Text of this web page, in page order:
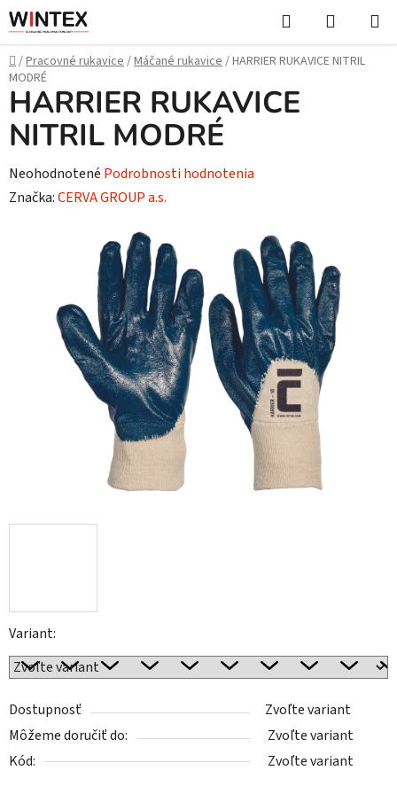
Prejsť
na
obsah
Hľadať
KOŠÍK
Domov
/Pracovné rukavice/Máčané rukavice/HARRIER RUKAVICE NITRIL
MODRÉ
Variant:
Dostupnosť
Zvoľte variant
Môžeme doručiť do:
Zvoľte variant
Kód:
Zvoľte variant
HARRIER RUKAVICE
NITRIL MODRÉ
Priemerné
hodnotenie
hviezdičiek.
Neohodnotené Podrobnosti hodnotenia
Značka:CERVA GROUP a.s.